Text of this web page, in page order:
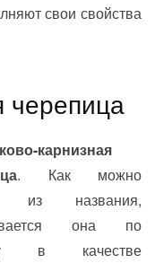
свои свойства
черепица
карнизная
. Как можно
из названия,
она по
в качестве